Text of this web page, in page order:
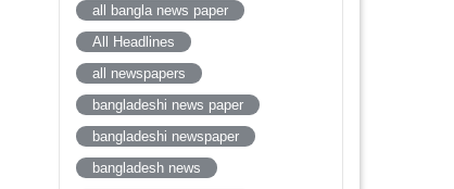
all bangla news paper
All Headlines
all newspapers
bangladeshi news paper
bangladeshi newspaper
bangladesh news